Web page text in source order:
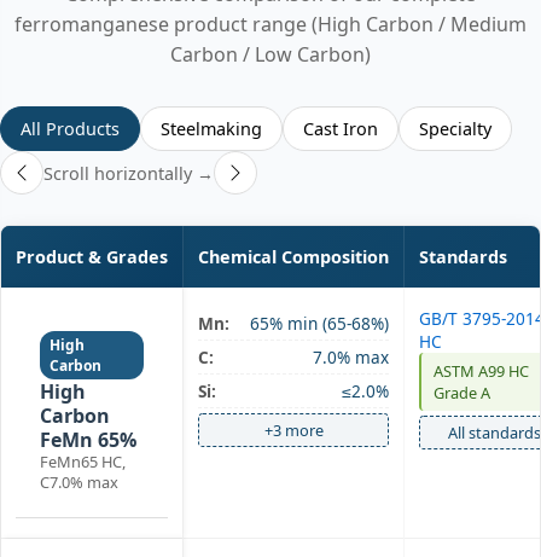
ferromanganese product range (High Carbon / Medium
Carbon / Low Carbon)
All Products Steelmaking Cast Iron
Specialty
Scroll horizontally →
Product & Grades Chemical Composition Standards
High
Carbon
High
Carbon
FeMn 65%
FeMn65 HC,
C7.0% max
Mn:
65% min (65-68%)
C:
7.0% max
Si:
≤2.0%
+3 more
GB/T 3795-
HC
ASTM A99 HC
Grade A
All standards